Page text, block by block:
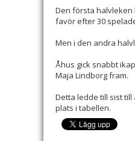
Den första halvleken
favör efter 30
Men i den andra
Åhus gick snabbt
Maja Lindborg fram.
Detta ledde till sist
plats i tabellen.